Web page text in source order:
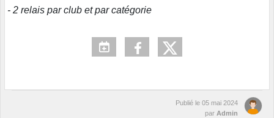
- 2 relais par club et par catégorie
Publié le 05 mai 2024
par Admin